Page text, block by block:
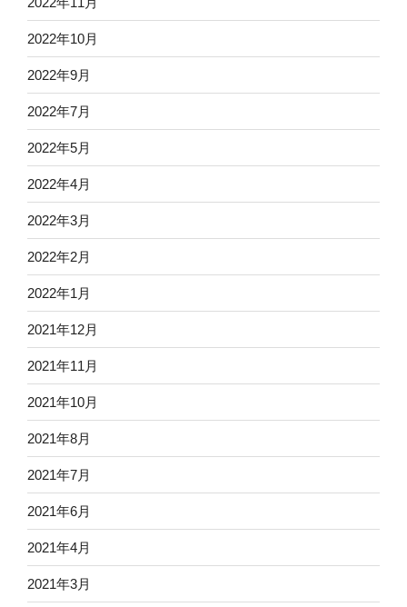
2022年10月
2022年9月
2022年7月
2022年5月
2022年4月
2022年3月
2022年2月
2022年1月
2021年12月
2021年11月
2021年10月
2021年8月
2021年7月
2021年6月
2021年4月
2021年3月